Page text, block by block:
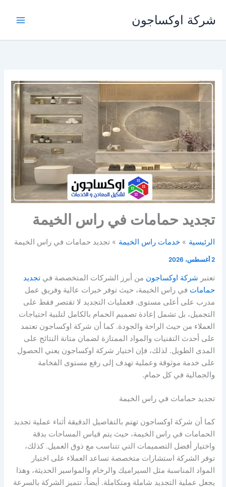
المحتوى
شركة اوكساجون
تجديد حمامات في راس الخيمة
الرئيسية خدمات راس الخيمة تجديد حمامات في راس الخيمة
2 أغسطس، 2026
تعتبر شركة اوكساجون من أبرز الشركات المتخصصة فيتجديد
حمامات في راس الخيمة، حيث توفر خبرات عالية وفريق عمل
مدرب على أعلى مستوى. فعمليات التجديد لا تقتصر فقط على
التجميل، بل تشمل إعادة تصميم الحمام بالكامل لتلبية احتياجات
العملاء من حيث الراحة والجودة. كما أن شركة اوكساجون تعتمد
على أحدث التقنيات والمواد الممتازة لضمان متانة النتائج على
المدى الطويل. لذلك، فإن اختيار شركة اوكساجون يعني الحصول
على خدمة موثوقة وعملية تهدف إلى رفع مستوى الفخامة
والجمالية في كل حمام.
تجديد حمامات في راس الخيمة
كما أن شركة اوكساجون تهتم بالتفاصيل الدقيقة أثناء عملية تجديد
الحمامات في راس الخيمة، حيث يتم قياس المساحات بدقة
واختيار أفضل التصميمات التي تتناسب مع ذوق العميل. كذلك،
توفر الشركة استشارات متخصصة تساعد العملاء على اختيار
المواد المناسبة مثل السيراميك والرخام والمواسير الحديثة، وهذا
يجعل عملية التجديد شاملة ومتكاملة. أيضاً، تتميز الشركة بالسرعة